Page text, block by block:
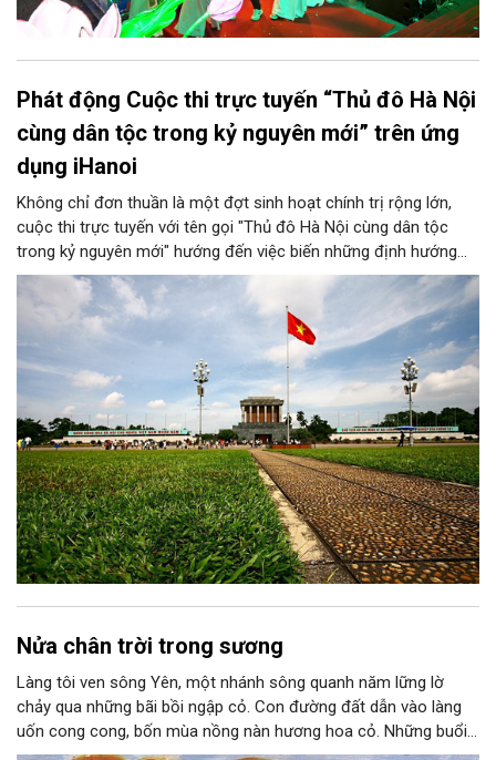
Phát động Cuộc thi trực tuyến “Thủ đô Hà Nội
cùng dân tộc trong kỷ nguyên mới” trên ứng
dụng iHanoi
Không chỉ đơn thuần là một đợt sinh hoạt chính trị rộng lớn,
cuộc thi trực tuyến với tên gọi "Thủ đô Hà Nội cùng dân tộc
trong kỷ nguyên mới" hướng đến việc biến những định hướng
chiến lược trong Nghị quyết số 02-NQ/TW của Bộ Chính trị
thành niềm tin, thành nhận thức chung của mỗi người dân.
Nửa chân trời trong sương
Làng tôi ven sông Yên, một nhánh sông quanh năm lững lờ
chảy qua những bãi bồi ngập cỏ. Con đường đất dẫn vào làng
uốn cong cong, bốn mùa nồng nàn hương hoa cỏ. Những buổi
hoàng hôn, khi nắng đã dịu xuống phía cuối sông, đám hoa tím